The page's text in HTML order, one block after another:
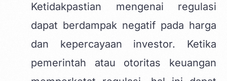
Ketidakpastian mengenai regulasi
dapat berdampak negatif pada harga
dan kepercayaan investor. Ketika
pemerintah atau otoritas keuangan